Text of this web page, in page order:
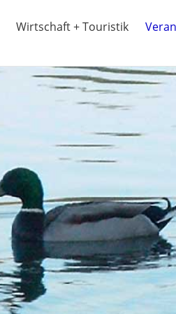
Wirtschaft + Touristik